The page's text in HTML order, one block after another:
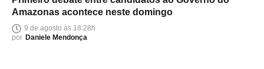
Amazonas acontece neste domingo
9 de agosto às 18:28h
por Daniele Mendonça